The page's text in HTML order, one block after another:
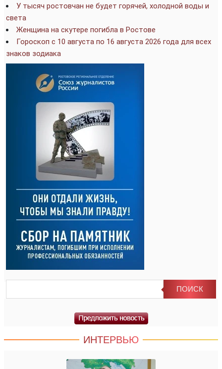
У тысяч ростовчан не будет горячей, холодной воды и
света
Женщина на скутере погибла в Ростове
Гороскоп с 10 августа по 16 августа 2026 года для всех
знаков зодиака
ИНТЕРВЬЮ